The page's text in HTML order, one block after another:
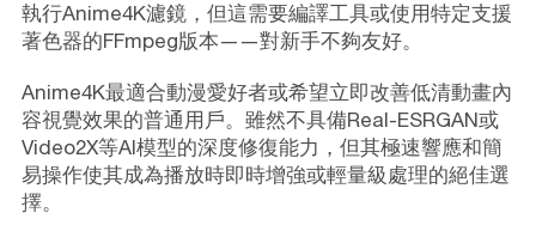
執行Anime4K濾鏡，但這需要編譯工具或使用特定支援
著色器的FFmpeg版本——對新手不夠友好。
Anime4K最適合動漫愛好者或希望立即改善低清動畫內
容視覺效果的普通用戶。雖然不具備Real-ESRGAN或
Video2X等AI模型的深度修復能力，但其極速響應和簡
易操作使其成為播放時即時增強或輕量級處理的絕佳選
擇。